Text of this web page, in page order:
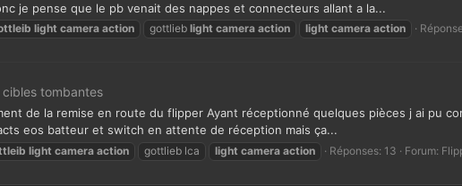
je pense que le pb venait des nappes et connecteurs allant a la...
light camera action gottlieb light camera action light camera action
tombantes
de la remise en route du flipper Ayant réceptionné quelques pièces j ai pu
eos batteur et switch en attente de réception mais ça...
light camera action gottlieb lca light camera action Réponses: 13 Forum: